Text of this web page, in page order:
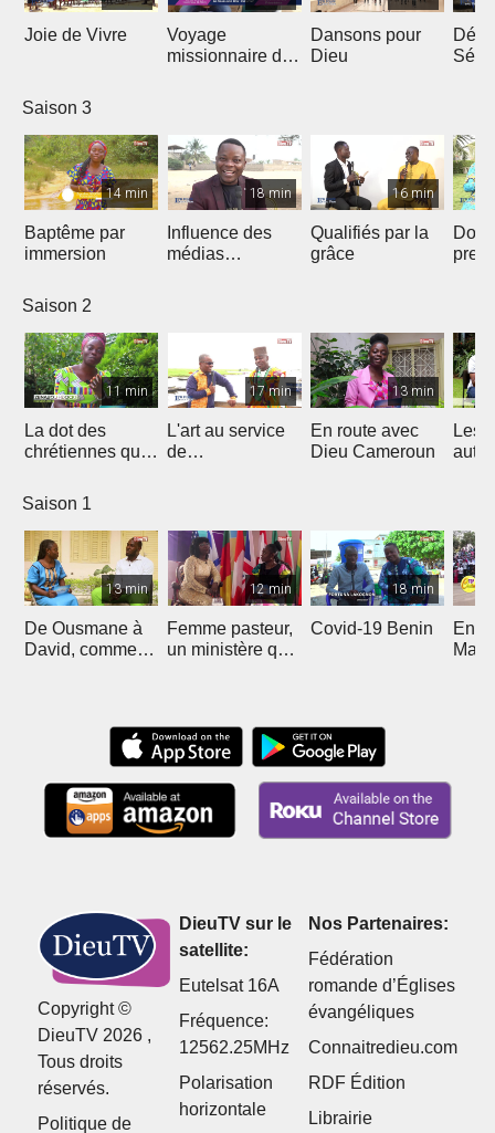
Joie de Vivre
Voyage
missionnaire de
Dansons pour
Dieu
Saison 3
14 min
Baptême par
immersion
18 min
Influence des
médias
16 min
Qualifiés par la
grâce
Saison 2
11 min
La dot des
chrétiennes qui
17 min
L'art au service
de
13 min
En route avec
Dieu Cameroun
Les
Saison 1
13 min
De Ousmane à
David, comment
12 min
Femme pasteur,
un ministère qui
18 min
Covid-19 Benin
En
Mali
Copyright ©
DieuTV 2026 ,
Tous droits
réservés.
Politique de
DieuTV sur le
satellite:
Eutelsat 16A
Fréquence:
12562.25MHz
Polarisation
horizontale
Nos Partenaires:
Fédération
romande d’Églises
évangéliques
Connaitredieu.com
RDF Édition
Librairie